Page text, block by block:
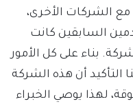
مع الشركات الأخرى،
السابقين كانت
بناء على كل الأمور
التأكيد أن هذه الشركة
لهذا يوصي الخبراء